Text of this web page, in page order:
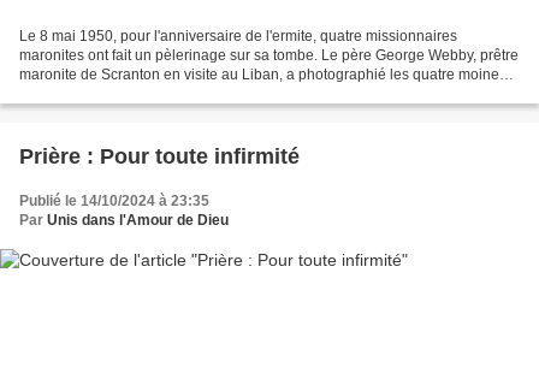
Le 8 mai 1950, pour l'anniversaire de l'ermite, quatre missionnaires
maronites ont fait un pèlerinage sur sa tombe. Le père George Webby, prêtre
maronite de Scranton en visite au Liban, a photographié les quatre moines
Prière : Pour toute infirmité
Publié le 14/10/2024 à 23:35
Par Unis dans l'Amour de Dieu